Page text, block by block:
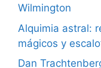
Wilmington
Alquimia astral:
mágicos y
Dan